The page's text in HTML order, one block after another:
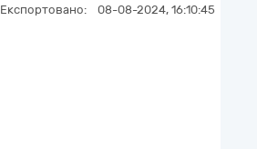
Експортовано: 08-08-2024, 16:10:45